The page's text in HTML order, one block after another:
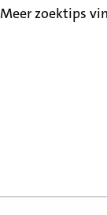
Meer zoektips